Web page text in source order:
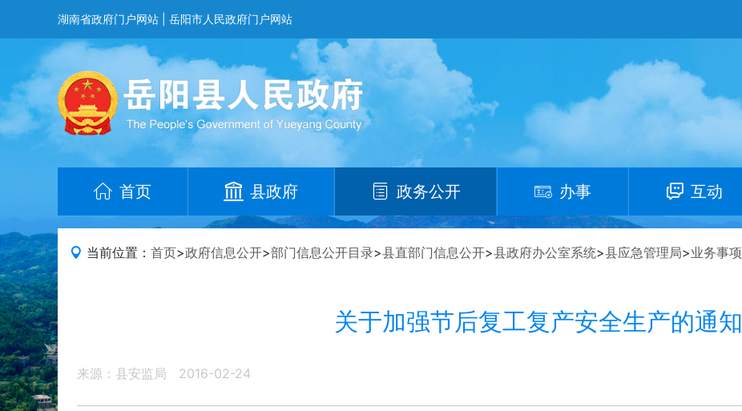
湖南省政府门户网站 岳阳市人民政府门户网站
首页 县政府 政务公开 办事 互动
当前位置： 首页>政府信息公开>部门信息公开目录>县直部门信息公开>县政府办公室系统>县应急管理局>业务事项
关于加强节后复工复产安全生产的通知
来源：县安监局 2016-02-24